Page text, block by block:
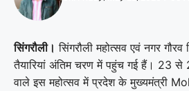
सिंगरौली। सिंगरौली महोत्सव एवं नगर
तैयारियां अंतिम चरण में पहुंच गई हैं। 23
वाले इस महोत्सव में प्रदेश के मुख्यमंत्री